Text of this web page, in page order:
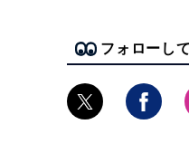
フォローし